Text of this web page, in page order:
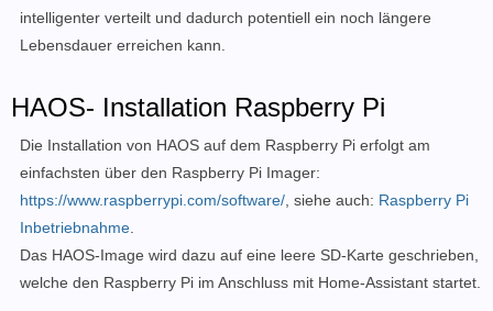
intelligenter verteilt und dadurch potentiell ein noch längere
Lebensdauer erreichen kann.
HAOS- Installation Raspberry Pi
Die Installation von HAOS auf dem Raspberry Pi erfolgt am
einfachsten über den Raspberry Pi Imager:
https://www.raspberrypi.com/software/ , siehe auch: Raspberry Pi
Inbetriebnahme
Das HAOS-Image wird dazu auf eine leere SD-Karte geschrieben,
welche den Raspberry Pi im Anschluss mit Home-Assistant startet.